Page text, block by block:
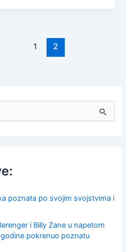
1 2
poznata po svojim svojstvima i
i Billy Zane u napetom
pokrenuo poznatu